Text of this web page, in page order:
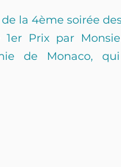
la 4ème soirée
Prix par
de Monaco,